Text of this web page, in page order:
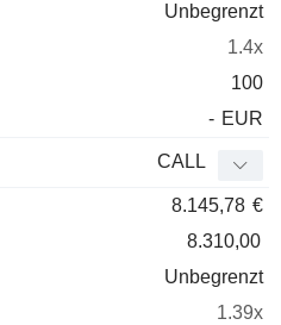
Unbegrenzt
1.4x
100
- EUR
CALL
8.145,78 €
8.310,00
Unbegrenzt
1.39x